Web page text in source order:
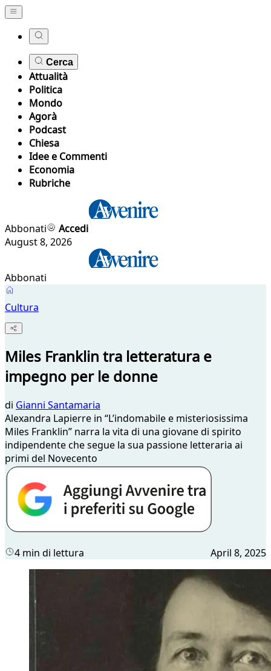
Cerca
Attualità
Politica
Mondo
Agorà
Podcast
Chiesa
Idee e Commenti
Economia
Rubriche
Abbonati
Accedi
August 8, 2026
Abbonati
Cultura
Miles Franklin tra letteratura e
impegno per le donne
di Gianni Santamaria
Alexandra Lapierre in “L’indomabile e misteriosissima
Miles Franklin” narra la vita di una giovane di spirito
indipendente che segue la sua passione letteraria ai
primi del Novecento
4 min di lettura April 8, 2025